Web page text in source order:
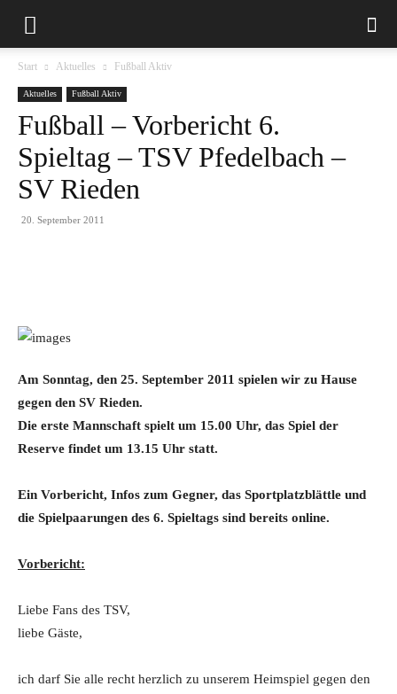
Start Aktuelles Fußball Aktiv
Aktuelles Fußball Aktiv
Fußball – Vorbericht 6.
Spieltag – TSV Pfedelbach –
SV Rieden
20. September 2011
Am Sonntag, den 25. September 2011 spielen wir zu Hause
gegen den SV Rieden.
Die erste Mannschaft spielt um 15.00 Uhr, das Spiel der
Reserve findet um 13.15 Uhr statt.
Ein Vorbericht, Infos zum Gegner, das Sportplatzblättle und
die Spielpaarungen des 6. Spieltags sind bereits online.
Vorbericht:
Liebe Fans des TSV,
liebe Gäste,
ich darf Sie alle recht herzlich zu unserem Heimspiel gegen den